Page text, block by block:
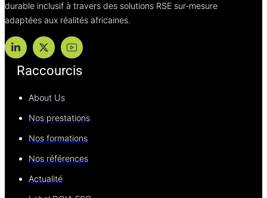
durable inclusif à travers des solutions RSE sur-mesure
adaptées aux réalités africaines.
Raccourcis
About Us
Nos prestations
Nos formations
Nos références
Actualité